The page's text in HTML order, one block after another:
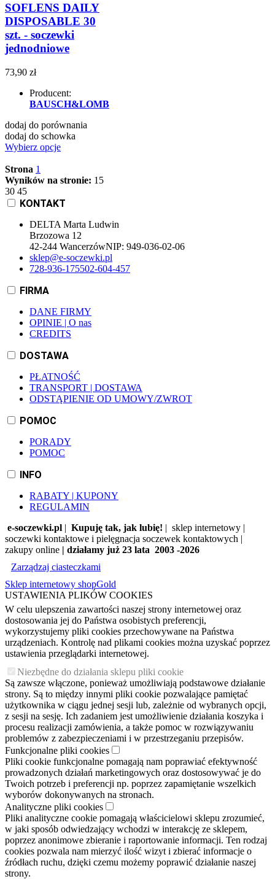
SOFLENS DAILY
DISPOSABLE 30
szt. - soczewki
jednodniowe
73,90 zł
Producent:
BAUSCH&LOMB
dodaj do porównania
dodaj do schowka
Wybierz opcje
Strona 1
Wyników na stronie: 15
30 45
KONTAKT
DELTA Marta Ludwin
Brzozowa 12
42-244 WancerzówNIP: 949-036-02-06
sklep@e-soczewki.pl
728-936-175502-604-457
FIRMA
DANE FIRMY
OPINIE | O nas
CREDITS
DOSTAWA
PŁATNOŚĆ
TRANSPORT | DOSTAWA
ODSTĄPIENIE OD UMOWY/ZWROT
POMOC
PORADY
POMOC
INFO
RABATY | KUPONY
REGULAMIN
e-soczewki.pl | Kupuję tak, jak lubię! | sklep internetowy |
soczewki kontaktowe i pielęgnacja soczewek kontaktowych |
zakupy online | działamy już 23 lata 2003 -2026
Zarządzaj ciasteczkami
Sklep internetowy shopGold
USTAWIENIA PLIKÓW COOKIES
W celu ulepszenia zawartości naszej strony internetowej oraz
dostosowania jej do Państwa osobistych preferencji,
wykorzystujemy pliki cookies przechowywane na Państwa
urządzeniach. Kontrolę nad plikami cookies można uzyskać poprzez
ustawienia przeglądarki internetowej.
Niezbędne do działania sklepu pliki cookie
Są zawsze włączone, ponieważ umożliwiają podstawowe działanie
strony. Są to między innymi pliki cookie pozwalające pamiętać
użytkownika w ciągu jednej sesji lub, zależnie od wybranych opcji,
z sesji na sesję. Ich zadaniem jest umożliwienie działania koszyka i
procesu realizacji zamówienia, a także pomoc w rozwiązywaniu
problemów z zabezpieczeniami i w przestrzeganiu przepisów.
Funkcjonalne pliki cookies
Pliki cookie funkcjonalne pomagają nam poprawiać efektywność
prowadzonych działań marketingowych oraz dostosowywać je do
Twoich potrzeb i preferencji np. poprzez zapamiętanie wszelkich
wyborów dokonywanych na stronach.
Analityczne pliki cookies
Pliki analityczne cookie pomagają właścicielowi sklepu zrozumieć,
w jaki sposób odwiedzający wchodzi w interakcję ze sklepem,
poprzez anonimowe zbieranie i raportowanie informacji. Ten rodzaj
cookies pozwala nam mierzyć ilość wizyt i zbierać informacje o
źródłach ruchu, dzięki czemu możemy poprawić działanie naszej
strony.